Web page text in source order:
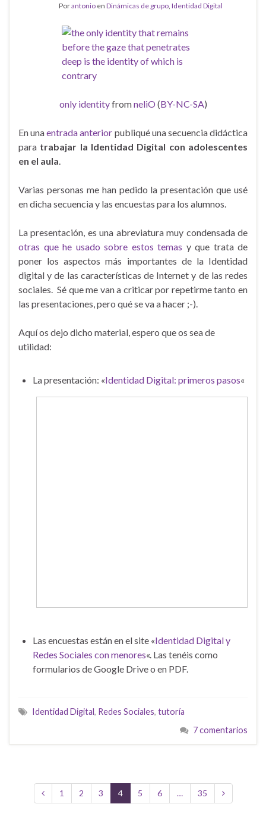
Porantonio en Dinámicas de grupo Identidad Digital
only identityfromneliO (BY-NC-SA)
En unaentrada anterior publiqué una secuencia didáctica
para trabajar la Identidad Digital con adolescentes
en el aula
Varias personas me han pedido la presentación que usé
en dicha secuencia y las encuestas para los alumnos.
La presentación, es una abreviatura muy condensada de
otras que he usado sobre estos temas y que trata de
poner los aspectos más importantes de la Identidad
digital y de las características de Internet y de las redes
sociales. Sé que me van a criticar por repetirme tanto en
las presentaciones, pero qué se va a hacer ;-).
Aquí os dejo dicho material, espero que os sea de
utilidad:
La presentación: «Identidad Digital: primeros pasos«
Las encuestas están en el site «Identidad Digital y
Redes Sociales con menores«. Las tenéis como
formularios de Google Drive o en PDF.
Identidad Digital, Redes Sociales, tutoría
7 comentarios
1 2 3 4 5 6 … 35